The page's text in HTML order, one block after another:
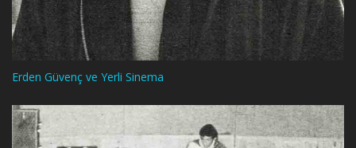
Erden Güvenç ve Yerli Sinema